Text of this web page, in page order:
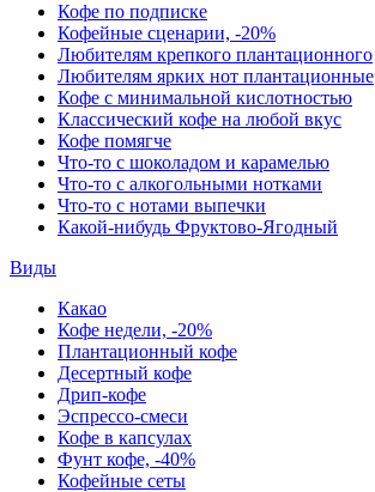
Кофе по подписке
Кофейные сценарии, -20%
Любителям крепкого плантационного
Любителям ярких нот плантационные
Кофе с минимальной кислотностью
Классический кофе на любой вкус
Кофе помягче
Что-то с шоколадом и карамелью
Что-то с алкогольными нотками
Что-то с нотами выпечки
Какой-нибудь Фруктово-Ягодный
Виды
Какао
Кофе недели, -20%
Плантационный кофе
Десертный кофе
Дрип-кофе
Эспрессо-смеси
Кофе в капсулах
Фунт кофе, -40%
Кофейные сеты